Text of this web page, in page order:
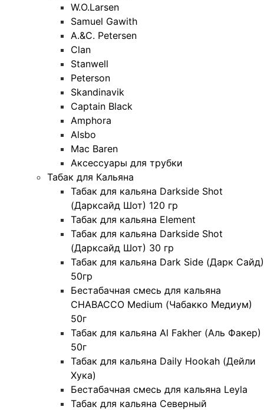
W.O.Larsen
Samuel Gawith
A.&C. Petersen
Clan
Stanwell
Peterson
Skandinavik
Captain Black
Amphora
Alsbo
Mac Baren
Аксессуары для трубки
Табак для Кальяна
Табак для кальяна Darkside Shot
(Дарксайд Шот) 120 гр
Табак для кальяна Element
Табак для кальяна Darkside Shot
(Дарксайд Шот) 30 гр
Табак для кальяна Dark Side (Дарк Сайд)
50гр
Бестабачная смесь для кальяна
CHABACCO Medium (Чабакко Медиум)
50г
Табак для кальяна Al Fakher (Аль Факер)
50г
Табак для кальяна Daily Hookah (Дейли
Хука)
Бестабачная смесь для кальяна Leyla
Табак для кальяна Северный